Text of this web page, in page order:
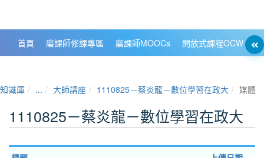
首頁 磨課師修課專區 磨課師MOOCs 開放式課程OCW
知識庫 ... 大師講座 1110825－蔡炎龍－數位學習在政大 媒體
1110825－蔡炎龍－數位學習在政大